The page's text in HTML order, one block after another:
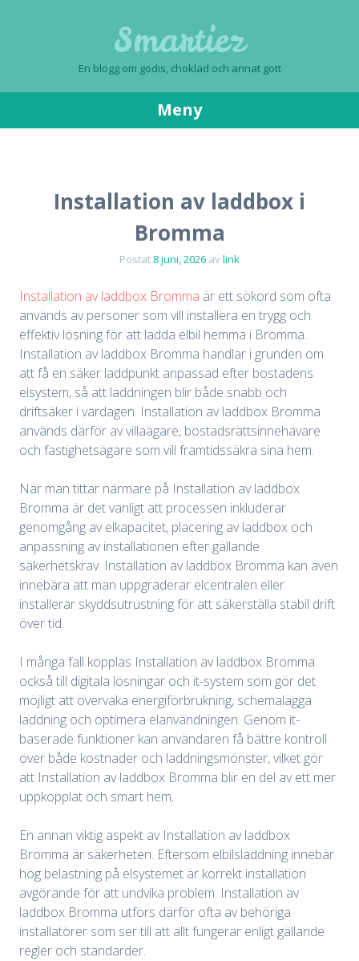
Smartiez
En blogg om godis, choklad och annat gott
Meny
Installation av laddbox i
Bromma
Postat 8 juni, 2026 avlink
Installation av laddbox Bromma är ett sökord som ofta
används av personer som vill installera en trygg och
effektiv lösning för att ladda elbil hemma i Bromma.
Installation av laddbox Bromma handlar i grunden om
att få en säker laddpunkt anpassad efter bostadens
elsystem, så att laddningen blir både snabb och
driftsäker i vardagen. Installation av laddbox Bromma
används därför av villaägare, bostadsrättsinnehavare
och fastighetsägare som vill framtidssäkra sina hem.
När man tittar närmare på Installation av laddbox
Bromma är det vanligt att processen inkluderar
genomgång av elkapacitet, placering av laddbox och
anpassning av installationen efter gällande
säkerhetskrav. Installation av laddbox Bromma kan även
innebära att man uppgraderar elcentralen eller
installerar skyddsutrustning för att säkerställa stabil drift
över tid.
I många fall kopplas Installation av laddbox Bromma
också till digitala lösningar och it-system som gör det
möjligt att övervaka energiförbrukning, schemalägga
laddning och optimera elanvändningen. Genom it-
baserade funktioner kan användaren få bättre kontroll
över både kostnader och laddningsmönster, vilket gör
att Installation av laddbox Bromma blir en del av ett mer
uppkopplat och smart hem.
En annan viktig aspekt av Installation av laddbox
Bromma är säkerheten. Eftersom elbilsladdning innebär
hög belastning på elsystemet är korrekt installation
avgörande för att undvika problem. Installation av
laddbox Bromma utförs därför ofta av behöriga
installatörer som ser till att allt fungerar enligt gällande
regler och standarder.